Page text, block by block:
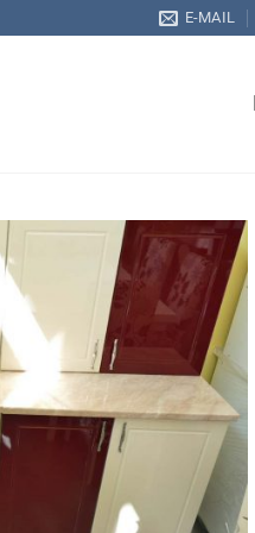
E-MAIL